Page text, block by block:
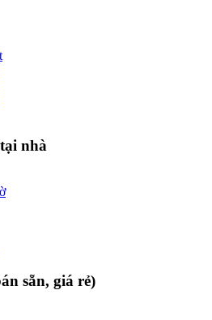
nhà
sẵn, giá rẻ)